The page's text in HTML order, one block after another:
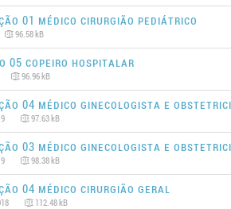
01 MÉDICO CIRURGIÃO PEDIÁTRICO
96.58 kB
COPEIRO HOSPITALAR
96.96 kB
04 MÉDICO GINECOLOGISTA E
97.63 kB
03 MÉDICO GINECOLOGISTA E
98.38 kB
04 MÉDICO CIRURGIÃO GERAL
112.48 kB